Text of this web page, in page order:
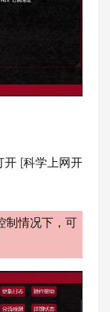
开 [科学上网开
制情况下，可